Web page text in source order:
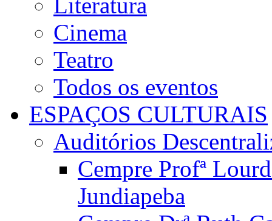
Cinema
Teatro
Todos os eventos
ESPAÇOS CULTURAIS
Auditórios
Cempre Profª
Jundiapeba